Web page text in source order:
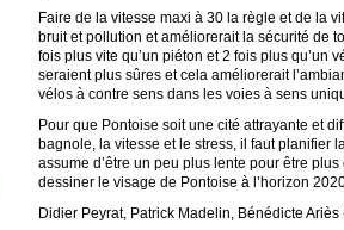
Faire de la vitesse maxi à 30 la règle et de la
bruit et pollution et améliorerait la sécurité de
fois plus vite qu’un piéton et 2 fois plus qu’un
seraient plus sûres et cela améliorerait
vélos à contre sens dans les voies à sens
Pour que Pontoise soit une cité attrayante et
bagnole, la vitesse et le stress, il faut planifier
assume d’être un peu plus lente pour être
dessiner le visage de Pontoise à l’horizon
Didier Peyrat, Patrick Madelin, Bénédicte